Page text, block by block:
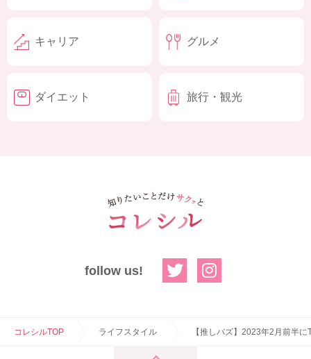
キャリア グルメ
ダイエット 旅行・観光
follow us!
コレシルTOP ライフスタイル 【推しバズ】2023年2月前半